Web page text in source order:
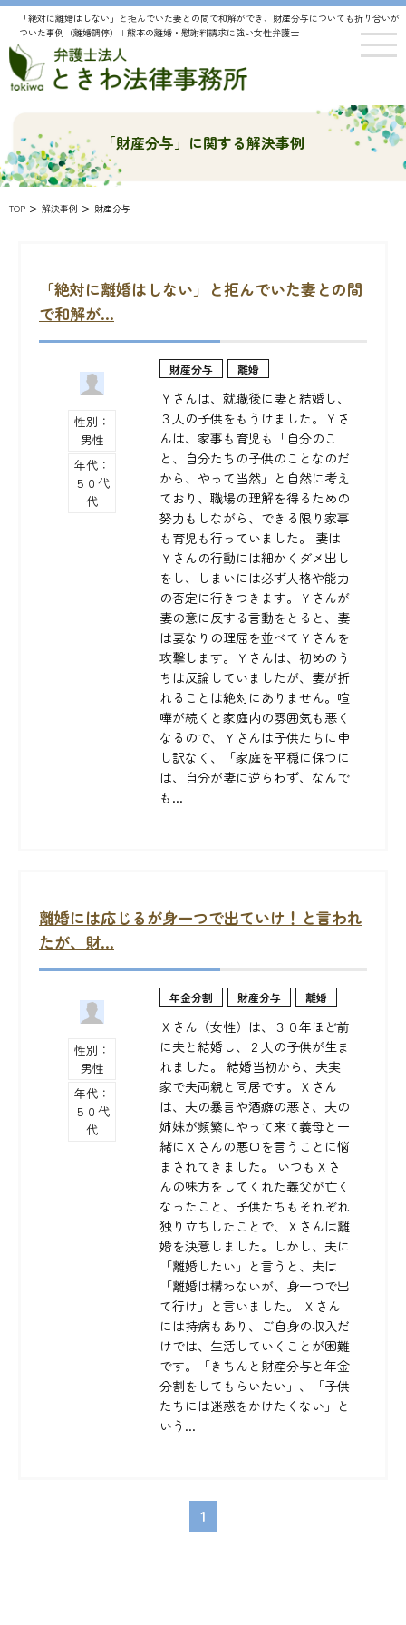
「絶対に離婚はしない」と拒んでいた妻との間で和解ができ、財産分与についても折り合いが
ついた事例（離婚調停） | 熊本の離婚・慰謝料請求に強い女性弁護士
「財産分与」に関する解決事例
TOP > 解決事例 > 財産分与
「絶対に離婚はしない」と拒んでいた妻との間
で和解が...
性別：
男性
年代：
５０代
代
財産分与 離婚
Ｙさんは、就職後に妻と結婚し、
３人の子供をもうけました。Ｙさ
んは、家事も育児も「自分のこ
と、自分たちの子供のことなのだ
から、やって当然」と自然に考え
ており、職場の理解を得るための
努力もしながら、できる限り家事
も育児も行っていました。 妻は
Ｙさんの行動には細かくダメ出し
をし、しまいには必ず人格や能力
の否定に行きつきます。Ｙさんが
妻の意に反する言動をとると、妻
は妻なりの理屈を並べてＹさんを
攻撃します。Ｙさんは、初めのう
ちは反論していましたが、妻が折
れることは絶対にありません。喧
嘩が続くと家庭内の雰囲気も悪く
なるので、Ｙさんは子供たちに申
し訳なく、「家庭を平穏に保つに
は、自分が妻に逆らわず、なんで
も...
離婚には応じるが身一つで出ていけ！と言われ
たが、財...
性別：
男性
年代：
５０代
代
年金分割 財産分与 離婚
Ｘさん（女性）は、３０年ほど前
に夫と結婚し、２人の子供が生ま
れました。 結婚当初から、夫実
家で夫両親と同居です。Ｘさん
は、夫の暴言や酒癖の悪さ、夫の
姉妹が頻繁にやって来て義母と一
緒にＸさんの悪口を言うことに悩
まされてきました。 いつもＸさ
んの味方をしてくれた義父が亡く
なったこと、子供たちもそれぞれ
独り立ちしたことで、Ｘさんは離
婚を決意しました。しかし、夫に
「離婚したい」と言うと、夫は
「離婚は構わないが、身一つで出
て行け」と言いました。 Ｘさん
には持病もあり、ご自身の収入だ
けでは、生活していくことが困難
です。「きちんと財産分与と年金
分割をしてもらいたい」、「子供
たちには迷惑をかけたくない」と
いう...
1